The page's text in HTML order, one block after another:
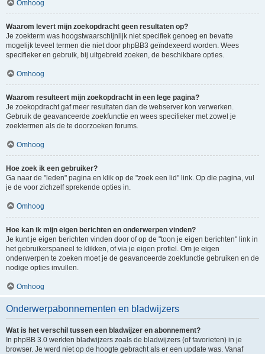
Omhoog
Waarom levert mijn zoekopdracht geen resultaten op?
Je zoekterm was hoogstwaarschijnlijk niet specifiek genoeg en bevatte
mogelijk teveel termen die niet door phpBB3 geïndexeerd worden. Wees
specifieker en gebruik, bij uitgebreid zoeken, de beschikbare opties.
Omhoog
Waarom resulteert mijn zoekopdracht in een lege pagina?
Je zoekopdracht gaf meer resultaten dan de webserver kon verwerken.
Gebruik de geavanceerde zoekfunctie en wees specifieker met zowel je
zoektermen als de te doorzoeken forums.
Omhoog
Hoe zoek ik een gebruiker?
Ga naar de "leden" pagina en klik op de "zoek een lid" link. Op die pagina, vul
je de voor zichzelf sprekende opties in.
Omhoog
Hoe kan ik mijn eigen berichten en onderwerpen vinden?
Je kunt je eigen berichten vinden door of op de "toon je eigen berichten" link in
het gebruikerspaneel te klikken, of via je eigen profiel. Om je eigen
onderwerpen te zoeken moet je de geavanceerde zoekfunctie gebruiken en de
nodige opties invullen.
Omhoog
Onderwerpabonnementen en bladwijzers
Wat is het verschil tussen een bladwijzer en abonnement?
In phpBB 3.0 werkten bladwijzers zoals de bladwijzers (of favorieten) in je
browser. Je werd niet op de hoogte gebracht als er een update was. Vanaf